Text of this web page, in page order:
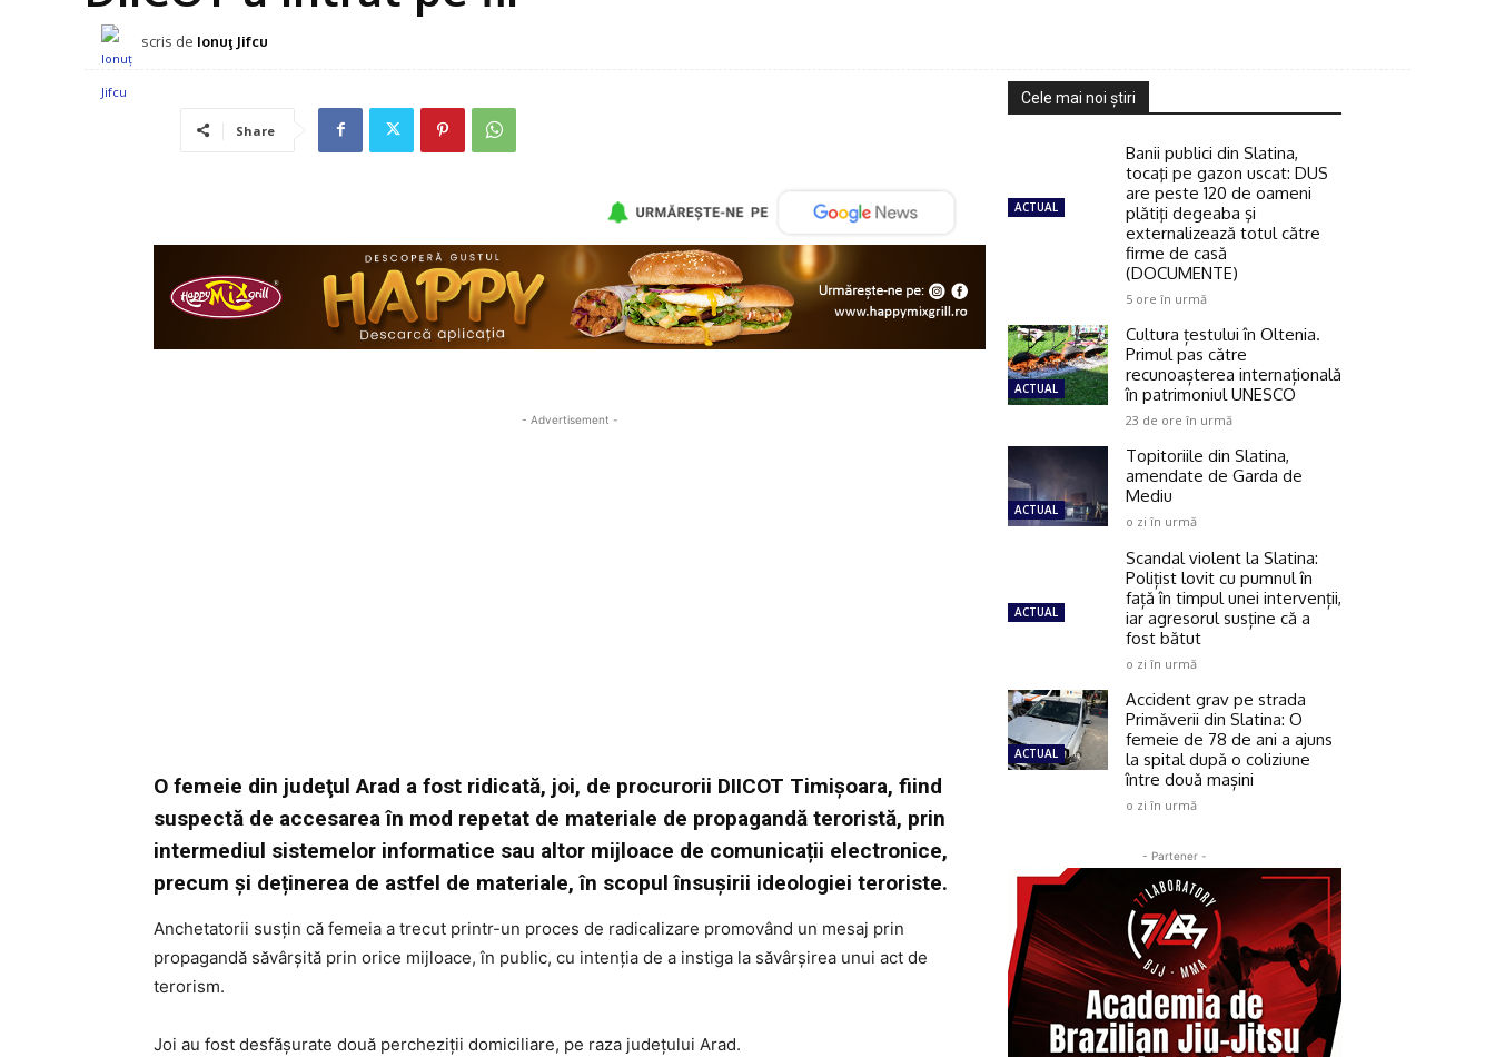
scris de Ionuţ Jifcu
Share
- Advertisement -
O femeie din judeţul Arad a fost ridicată, joi, de procurorii DIICOT Timişoara, fiind
suspectă de accesarea în mod repetat de materiale de propagandă teroristă, prin
intermediul sistemelor informatice sau altor mijloace de comunicații electronice,
precum şi deținerea de astfel de materiale, în scopul însușirii ideologiei teroriste.
Anchetatorii susţin că femeia a trecut printr-un proces de radicalizare promovând un mesaj prin
propagandă săvârșită prin orice mijloace, în public, cu intenția de a instiga la săvârșirea unui act de
terorism.
Joi au fost desfăşurate două percheziții domiciliare, pe raza județului Arad.
Cele mai noi ştiri
ACTUAL
Banii publici din Slatina,
tocaţi pe gazon uscat: DUS
are peste 120 de oameni
plătiţi degeaba şi
externalizează totul către
firme de casă
(DOCUMENTE)
5 ore în urmă
ACTUAL
Cultura țestului în Oltenia.
Primul pas către
recunoașterea internațională
în patrimoniul UNESCO
23 de ore în urmă
ACTUAL
Topitoriile din Slatina,
amendate de Garda de
Mediu
o zi în urmă
ACTUAL
Scandal violent la Slatina:
Polițist lovit cu pumnul în
față în timpul unei intervenții,
iar agresorul susține că a
fost bătut
o zi în urmă
ACTUAL
Accident grav pe strada
Primăverii din Slatina: O
femeie de 78 de ani a ajuns
la spital după o coliziune
între două mașini
o zi în urmă
- Partener -